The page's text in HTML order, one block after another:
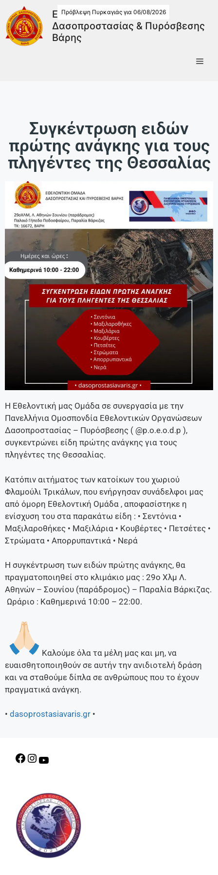
Εθελοντική Ομάδα
Δασοπροστασίας & Πυρόσβεσης
Βάρης
Πρόβλεψη Πυρκαγιάς για 06/08/2026
Συγκέντρωση ειδών
πρώτης ανάγκης για τους
πληγέντες της Θεσσαλίας
Η Εθελοντική μας Ομάδα σε συνεργασία με την
Πανελλήνια Ομοσπονδία Εθελοντικών Οργανώσεων
Δασοπροστασίας – Πυρόσβεσης ( @p.o.e.o.d.p ),
συγκεντρώνει είδη πρώτης ανάγκης για τους
πληγέντες της Θεσσαλίας.
Κατόπιν αιτήματος των κατοίκων του χωριού
Φλαμούλι Τρικάλων, που ενήργησαν συνάδελφοι μας
από όμορη Εθελοντική Ομάδα , αποφασίστηκε η
ενίσχυση του στα παρακάτω είδη : • Σεντόνια •
Μαξιλαροθήκες • Μαξιλάρια • Κουβέρτες • Πετσέτες •
Στρώματα • Απορρυπαντικά • Νερά
Η συγκέντρωση των ειδών πρώτης ανάγκης, θα
πραγματοποιηθεί στο κλιμάκιο μας : 29ο Χλμ Λ.
Αθηνών – Σουνίου (παράδρομος) – Παραλία Βάρκιζας.
Ωράριο : Καθημερινά 10:00 – 22:00.
Καλούμε όλα τα μέλη μας και μη, να
ευαισθητοποιηθούν σε αυτήν την ανιδιοτελή δράση
και να σταθούμε δίπλα σε ανθρώπους που το έχουν
πραγματικά ανάγκη.
• dasoprostasiavaris.gr •